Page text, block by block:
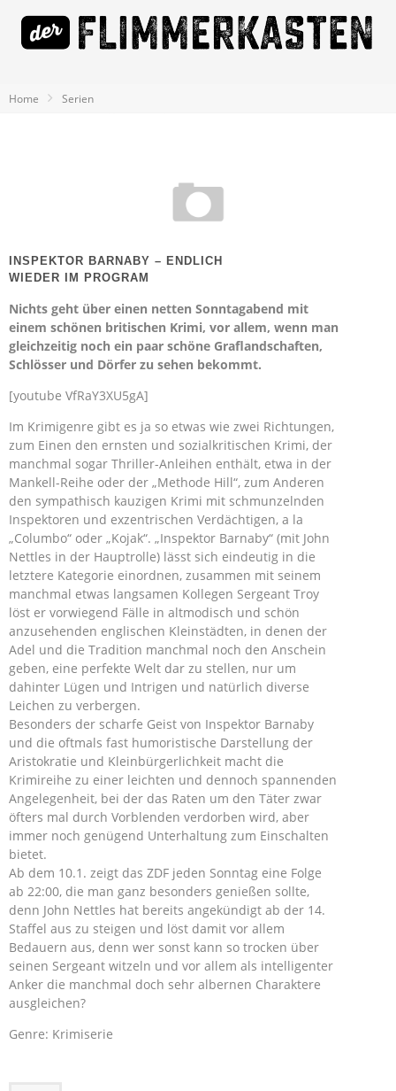
Home Serien
INSPEKTOR BARNABY – ENDLICH
WIEDER IM PROGRAM
Nichts geht über einen netten Sonntagabend mit
einem schönen britischen Krimi, vor allem, wenn man
gleichzeitig noch ein paar schöne Graflandschaften,
Schlösser und Dörfer zu sehen bekommt.
[youtube VfRaY3XU5gA]
Im Krimigenre gibt es ja so etwas wie zwei Richtungen,
zum Einen den ernsten und sozialkritischen Krimi, der
manchmal sogar Thriller-Anleihen enthält, etwa in der
Mankell-Reihe oder der „Methode Hill“, zum Anderen
den sympathisch kauzigen Krimi mit schmunzelnden
Inspektoren und exzentrischen Verdächtigen, a la
„Columbo“ oder „Kojak“. „Inspektor Barnaby“ (mit John
Nettles in der Hauptrolle) lässt sich eindeutig in die
letztere Kategorie einordnen, zusammen mit seinem
manchmal etwas langsamen Kollegen Sergeant Troy
löst er vorwiegend Fälle in altmodisch und schön
anzusehenden englischen Kleinstädten, in denen der
Adel und die Tradition manchmal noch den Anschein
geben, eine perfekte Welt dar zu stellen, nur um
dahinter Lügen und Intrigen und natürlich diverse
Leichen zu verbergen.
Besonders der scharfe Geist von Inspektor Barnaby
und die oftmals fast humoristische Darstellung der
Aristokratie und Kleinbürgerlichkeit macht die
Krimireihe zu einer leichten und dennoch spannenden
Angelegenheit, bei der das Raten um den Täter zwar
öfters mal durch Vorblenden verdorben wird, aber
immer noch genügend Unterhaltung zum Einschalten
bietet.
Ab dem 10.1. zeigt das ZDF jeden Sonntag eine Folge
ab 22:00, die man ganz besonders genießen sollte,
denn John Nettles hat bereits angekündigt ab der 14.
Staffel aus zu steigen und löst damit vor allem
Bedauern aus, denn wer sonst kann so trocken über
seinen Sergeant witzeln und vor allem als intelligenter
Anker die manchmal doch sehr albernen Charaktere
ausgleichen?
Genre: Krimiserie